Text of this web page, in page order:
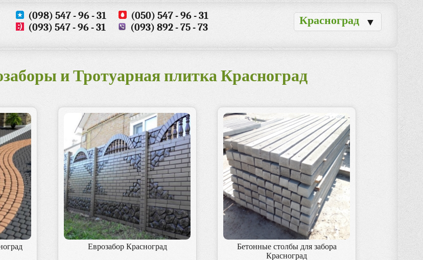
(098) 547 - 96 - 31
(050) 547 - 96 - 31
(093) 547 - 96 - 31
(093) 892 - 75 - 73
Красноград ▼
и Тротуарная плитка Красноград
Еврозабор Красноград
Бетонные столбы для забора
Красноград